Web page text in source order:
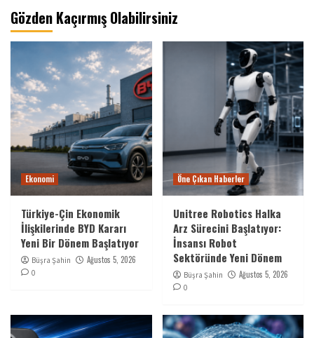
Gözden Kaçırmış Olabilirsiniz
Ekonomi
Türkiye-Çin Ekonomik
İlişkilerinde BYD Kararı
Yeni Bir Dönem Başlatıyor
Büşra Şahin Ağustos 5, 2026
0
Öne Çıkan Haberler
Unitree Robotics Halka
Arz Sürecini Başlatıyor:
İnsansı Robot
Sektöründe Yeni Dönem
Büşra Şahin Ağustos 5, 2026
0